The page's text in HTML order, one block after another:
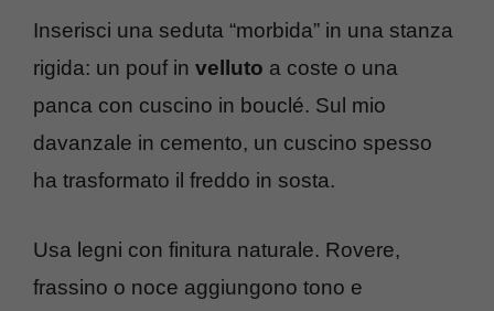
Inserisci una seduta “morbida” in una stanza
rigida: un pouf in velluto a coste o una
panca con cuscino in bouclé. Sul mio
davanzale in cemento, un cuscino spesso
ha trasformato il freddo in sosta.
Usa legni con finitura naturale. Rovere,
frassino o noce aggiungono tono e